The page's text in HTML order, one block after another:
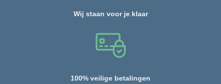
Wij staan voor je klaar
100% veilige betalingen